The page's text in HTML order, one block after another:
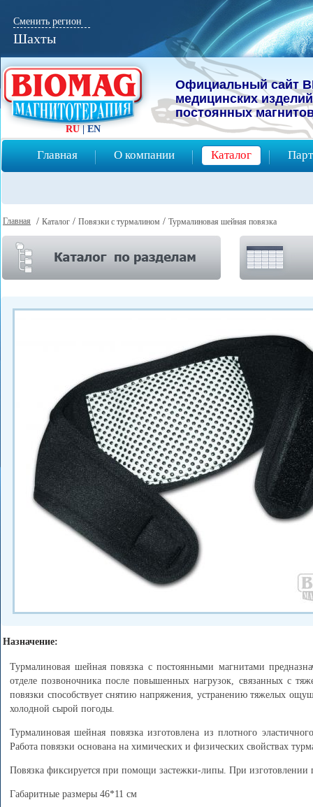
Официальный сайт
мeдицинcких
постоянных
Главная О компании Каталог
RU | EN
Сменить регион
Шахты
Главная / Каталог / Повязки с турмалином / Турмалиновая шейная повязка
Назначение:
Турмалиновая шейная повязка с постоянными магнитами
отделе позвоночника после повышенных нагрузок, связанных с
повязки способствует снятию напряжения, устранению тяжелых
холодной сырой погоды.
Турмалиновая шейная повязка изготовлена из плотного
Работа повязки основана на химических и физических свойствах
Повязка фиксируется при помощи застежки-липы. При изготовлении
Габаритные размеры 46*11 см